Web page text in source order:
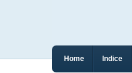
Home Indice